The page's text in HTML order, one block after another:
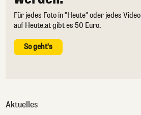
Für jedes Foto in "Heute" oder jedes Video
auf Heute.at gibt es 50 Euro.
So geht's
Aktuelles